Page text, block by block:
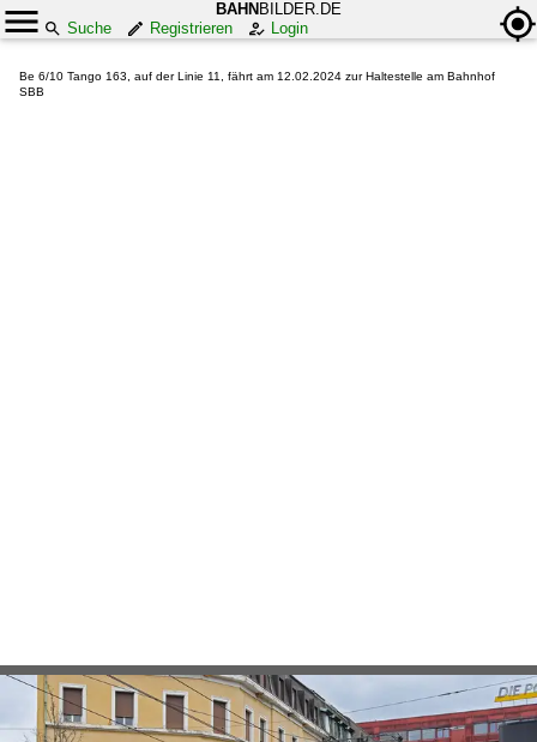
BAHN BILDER.DE
Suche
Registrieren Login
Be 6/10 Tango 163, auf der Linie 11, fährt am 12.02.2024 zur Haltestelle am Bahnhof
SBB